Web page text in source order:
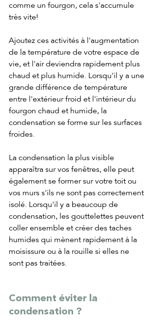
comme un fourgon, cela s'accumule
très vite!
Ajoutez ces activités à l'augmentation
de la température de votre espace de
vie, et l'air deviendra rapidement plus
chaud et plus humide. Lorsqu'il y a une
grande différence de température
entre l'extérieur froid et l'intérieur du
fourgon chaud et humide, la
condensation se forme sur les surfaces
froides.
La condensation la plus visible
apparaîtra sur vos fenêtres, elle peut
également se former sur votre toit ou
vos murs s'ils ne sont pas correctement
isolé. Lorsqu'il y a beaucoup de
condensation, les gouttelettes peuvent
coller ensemble et créer des taches
humides qui mènent rapidement à la
moisissure ou à la rouille si elles ne
sont pas traitées.
Comment éviter la
condensation ?